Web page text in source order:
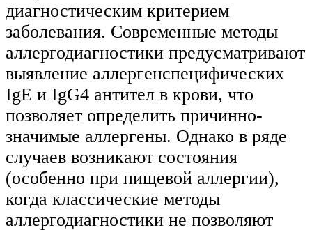
диагностическим критерием
заболевания. Современные методы
аллергодиагностики предусматривают
выявление аллергенспецифических
IgЕ и IgG4 антител в крови, что
позволяет определить причинно-
значимые аллергены. Однако в ряде
случаев возникают состояния
(особенно при пищевой аллергии),
когда классические методы
аллергодиагностики не позволяют